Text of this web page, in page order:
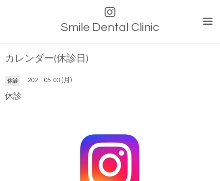
Smile Dental Clinic
カレンダー(休診日)
休診 2021-05-03 (月)
休診